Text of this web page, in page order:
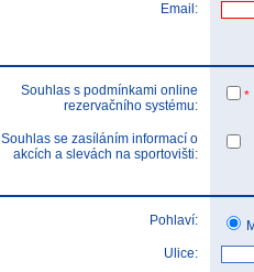
Email:
Souhlas s podmínkami online
rezervačního systému:
*
Souhlas se zasíláním informací o
akcích a slevách na sportovišti:
Pohlaví:
Ulice: